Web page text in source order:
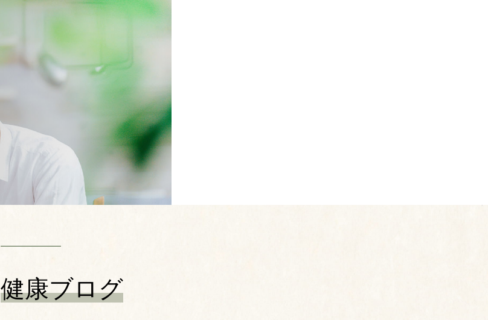
健康ブログ